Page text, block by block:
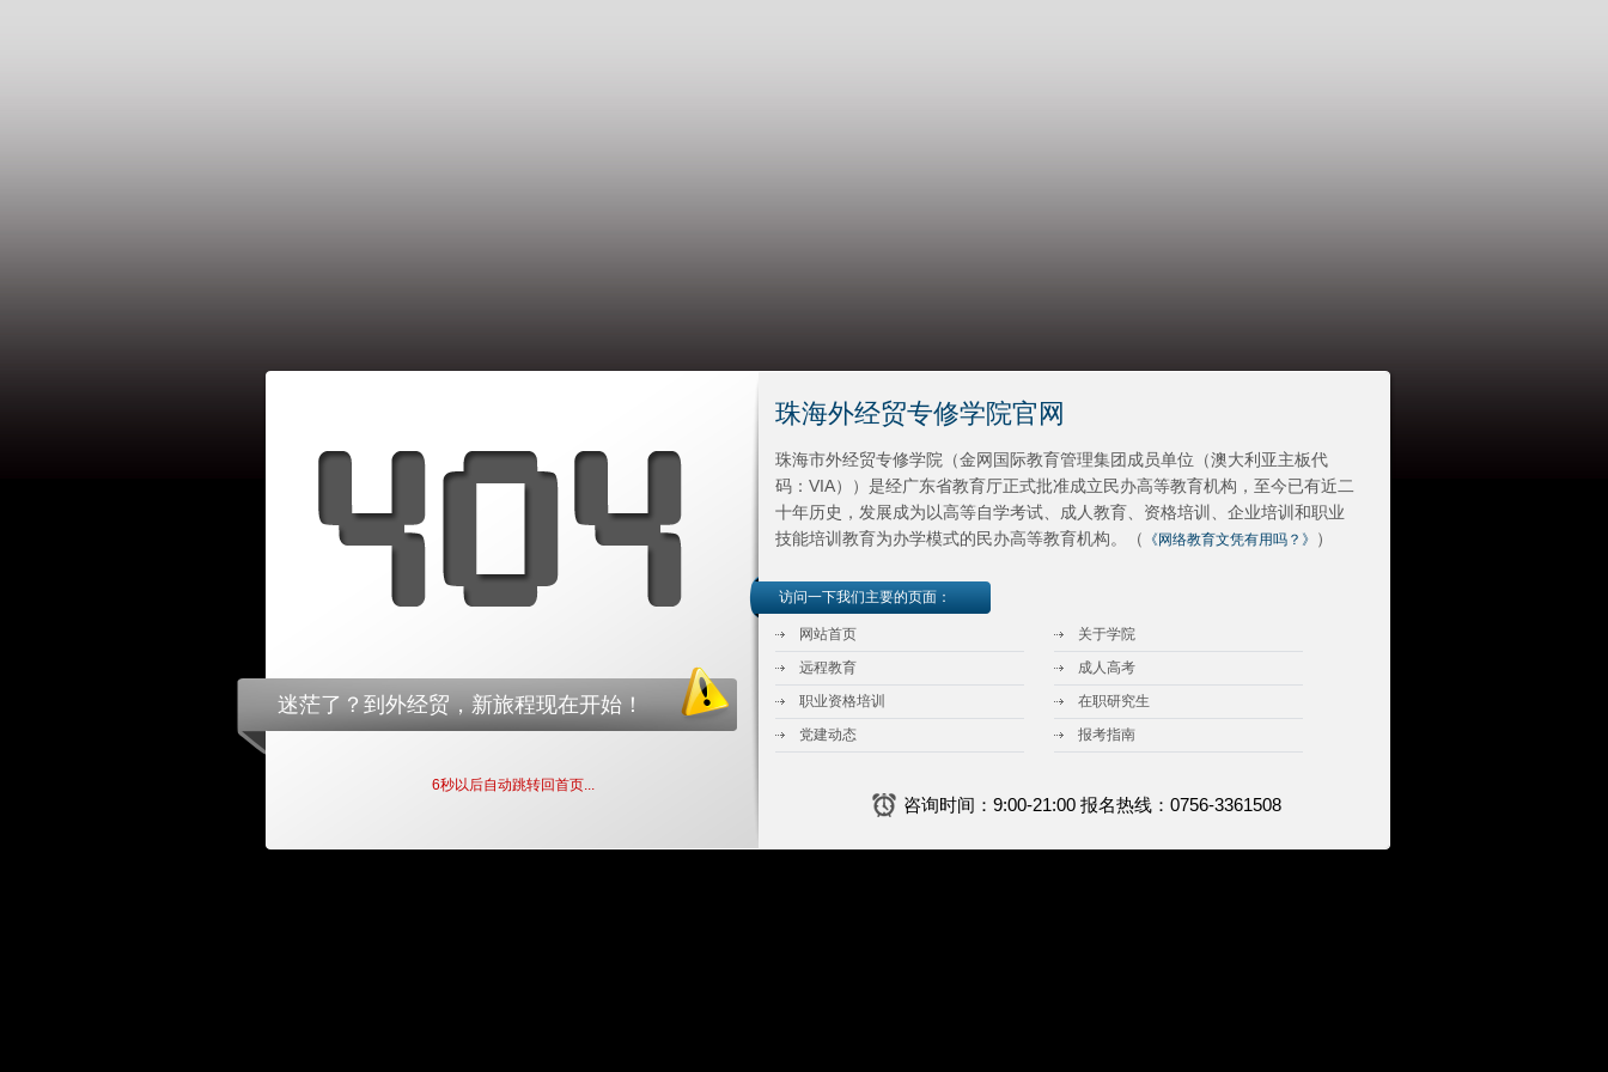
迷茫了？到外经贸，新旅程现在开始！
5秒以后自动跳转回首页...
珠海外经贸专修学院官网
珠海市外经贸专修学院（金网国际教育管理集团成员单位（澳大利亚主板代
码：VIA））是经广东省教育厅正式批准成立民办高等教育机构，至今已有近二
十年历史，发展成为以高等自学考试、成人教育、资格培训、企业培训和职业
技能培训教育为办学模式的民办高等教育机构。（
《网络教育文凭有用吗？》 ）
访问一下我们主要的页面：
网站首页
关于学院
远程教育
成人高考
职业资格培训
在职研究生
党建动态
报考指南
咨询时间：9:00-21:00 报名热线：0756-3361508